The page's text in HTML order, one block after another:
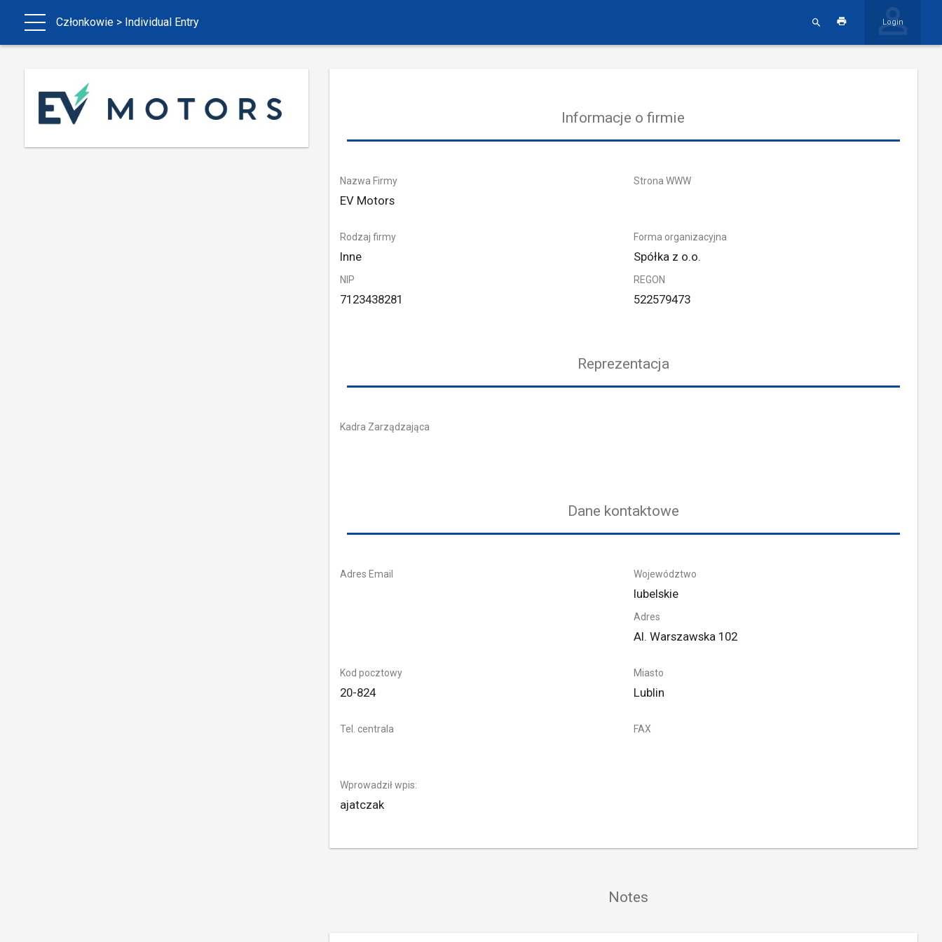
Członkowie > Individual Entry Login
Informacje o firmie
Nazwa Firmy
EV Motors
Strona WWW
Rodzaj firmy
Inne
Forma organizacyjna
Spółka z o.o.
NIP
7123438281
REGON
522579473
Reprezentacja
Kadra Zarządzająca
Dane kontaktowe
Adres Email Województwo
lubelskie
Adres
Al. Warszawska 102
Kod pocztowy
20-824
Miasto
Lublin
Tel. centrala FAX
Wprowadził wpis:
ajatczak
Notes